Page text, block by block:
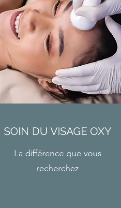
SOIN DU VISAGE OXY
La différence que vous
recherchez